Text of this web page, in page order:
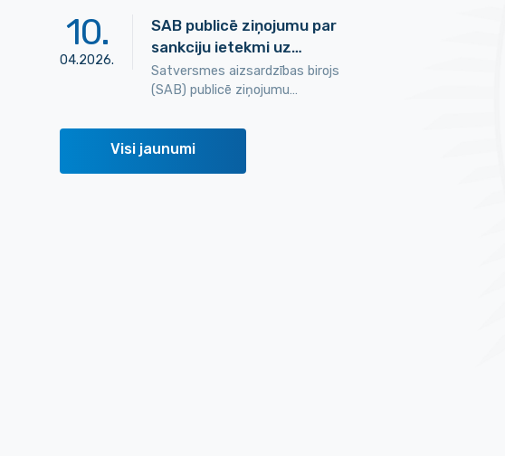
10.
04.2026.
SAB publicē ziņojumu par
sankciju ietekmi uz…
Satversmes aizsardzības birojs
(SAB) publicē ziņojumu…
Visi jaunumi